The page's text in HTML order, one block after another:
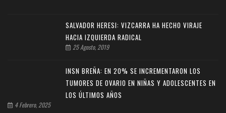
SALVADOR HERESI: VIZCARRA HA HECHO VIRAJE
HACIA IZQUIERDA RADICAL
25 Agosto, 2019
INSN BREÑA: EN 20% SE INCREMENTARON LOS
TUMORES DE OVARIO EN NIÑAS Y ADOLESCENTES EN
LOS ÚLTIMOS AÑOS
4 Febrero, 2025